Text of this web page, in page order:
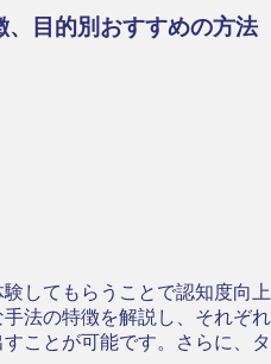
目的別おすすめの方法
してもらうことで認知度向
法の特徴を解説し、それぞ
ことが可能です。さらに、